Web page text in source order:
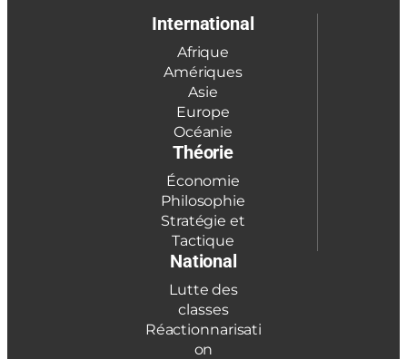
International
Afrique
Amériques
Asie
Europe
Océanie
Théorie
Économie
Philosophie
Stratégie et
Tactique
National
Lutte des
classes
Réactionnarisati
on